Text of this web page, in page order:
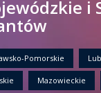
i
Pomorskie
Mazowieckie